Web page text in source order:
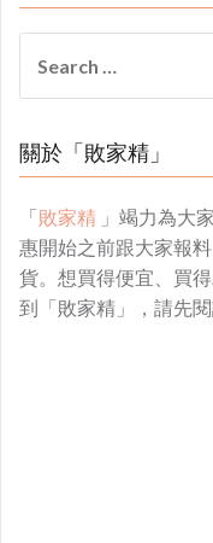
for:
關於「敗家精」
「敗家精 」竭力為大
惠開始之前跟大家報
貨。想買得便宜、買
到「敗家精」，請先